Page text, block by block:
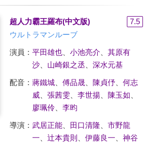
超人力霸王羅布(中文版)
7.5
ウルトラマンルーブ
演員： 平田雄也、 小池亮介
其原有
沙、 山崎銀之丞 深水元基
配音： 蔣鐵城、 傅品晟、 陳貞伃、 何志
威、 張茜雯、 李世揚、 陳玉如
廖珮伶、 李昀
導演： 武居正能、 田口清隆
市野龍
一
辻本貴則 伊藤良一
神谷